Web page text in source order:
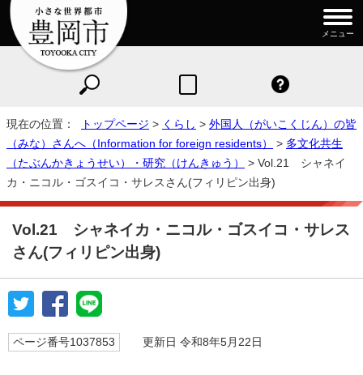
メニュー
現在の位置： トップページ > くらし > 外国人（がいこくじん）の皆
（みな）さんへ（Information for foreign residents）
> 多文化共生
（たぶんかきょうせい）・研究（けんきゅう）
> Vol.21 シャネイ
カ・ニコル・ゴスイコ・サレスさん(フィリピン出身)
Vol.21 シャネイカ・ニコル・ゴスイコ・サレス
さん(フィリピン出身)
ページ番号1037853 更新日 令和8年5月22日